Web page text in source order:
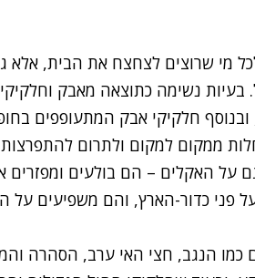
מי שרוצים לצחצח את הבית, אלא
נשימה כתוצאה מאבק
חלקיקי אבק המתעופפים
ממקום למקום ולתרום
על האקלים – הם בולעים
פני כדור-הארץ, והם משפיעים על
כמו הנגב, חצי האי ערב, הסהרה